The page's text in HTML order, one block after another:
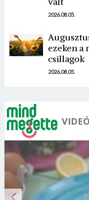
2026.08.05.
ezeken a
csillagok
2026.08.05.